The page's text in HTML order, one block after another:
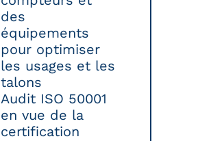
des
équipements
pour optimiser
les usages et les
talons
Audit ISO 50001
en vue de la
certification